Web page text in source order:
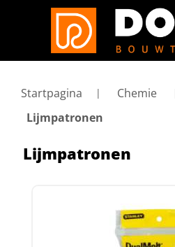
Startpagina Chemie
Lijmpatronen
Lijmpatronen